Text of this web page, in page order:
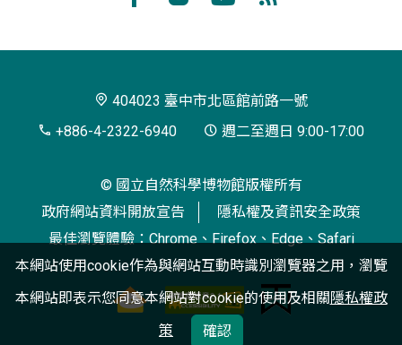
博
閱
404023 臺中市北區館前路一號
+886-4-2322-6940
週二至週日 9:00-17:00
© 國立自然科學博物館版權所有
政府網站資料開放宣告
隱私權及資訊安全政策
最佳瀏覽體驗：Chrome、Firefox、Edge、Safari
本網站使用cookie作為與網站互動時識別瀏覽器之用，瀏覽
本網站即表示您同意本網站對cookie的使用及相關隱私權政
策
確認